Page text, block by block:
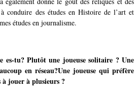
conduire des études en Histoire de l’art et
études en journalisme.
es-tu? Plutôt une joueuse solitaire ? Une
en réseau?Une joueuse qui préfère
à jouer à plusieurs ?